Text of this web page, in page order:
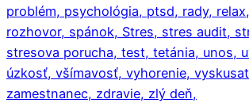
problém, psychológia, ptsd, rady, relax,
rozhovor, spánok, Stres, stres audit,
stresova porucha, test, tetánia, unos,
úzkosť, všímavosť, vyhorenie,
zamestnanec, zdravie, zlý deň,